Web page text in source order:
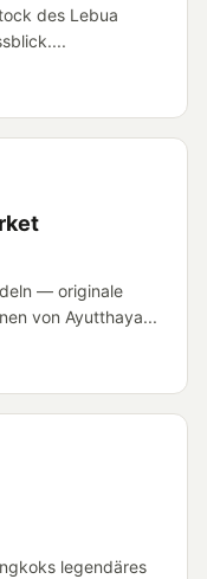
des Lebua
— originale
von Ayutthaya...
legendäres